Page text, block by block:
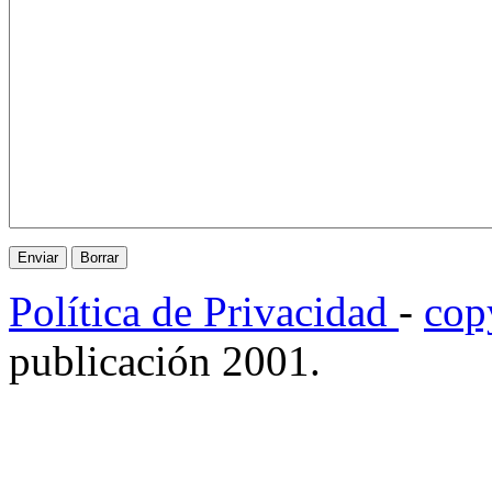
Política de Privacidad -
publicación 2001.